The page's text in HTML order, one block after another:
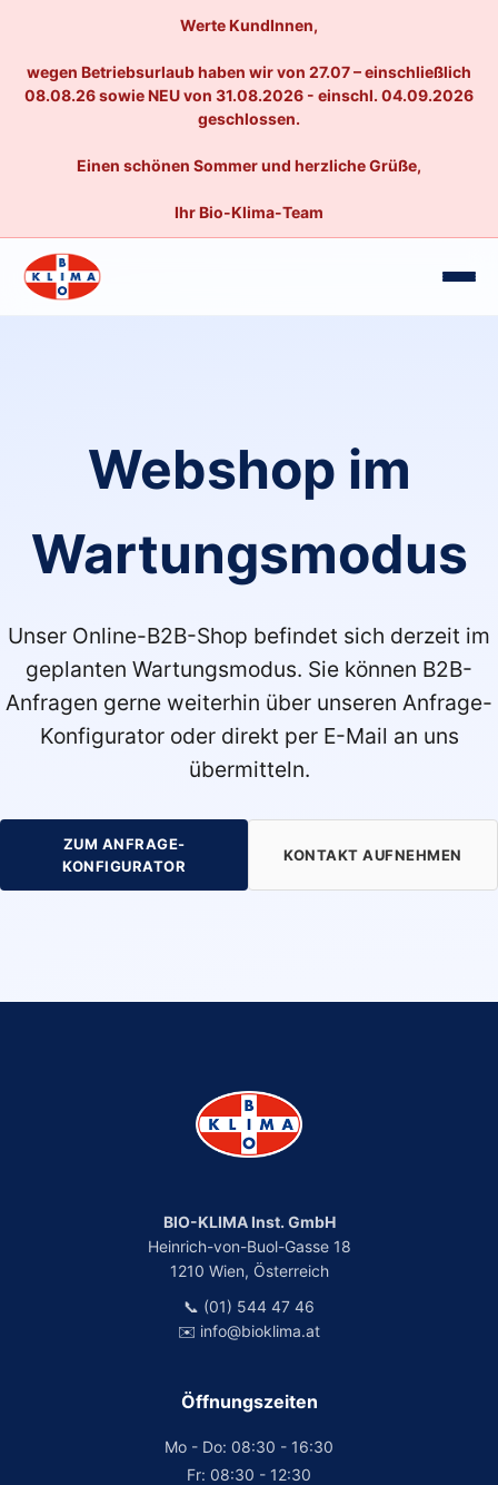
Werte KundInnen,
wegen Betriebsurlaub haben wir von 27.07 – einschließlich
08.08.26 sowie NEU von 31.08.2026 - einschl. 04.09.2026
geschlossen.
Einen schönen Sommer und herzliche Grüße,
Ihr Bio-Klima-Team
Webshop im
Wartungsmodus
Unser Online-B2B-Shop befindet sich derzeit im
geplanten Wartungsmodus. Sie können B2B-
Anfragen gerne weiterhin über unseren Anfrage-
Konfigurator oder direkt per E-Mail an uns
übermitteln.
ZUM ANFRAGE-
KONFIGURATOR
KONTAKT AUFNEHMEN
BIO-KLIMA Inst. GmbH
Heinrich-von-Buol-Gasse 18
1210 Wien, Österreich
📞 (01) 544 47 46
✉️ info@bioklima.at
Öffnungszeiten
Mo - Do: 08:30 - 16:30
Fr: 08:30 - 12:30